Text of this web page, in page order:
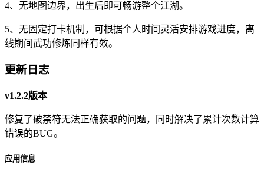
4、无地图边界，出生后即可畅游整个江湖。
5、无固定打卡机制，可根据个人时间灵活安排游戏进度，离
线期间武功修炼同样有效。
更新日志
v1.2.2版本
修复了破禁符无法正确获取的问题，同时解决了累计次数计算
错误的BUG。
应用信息